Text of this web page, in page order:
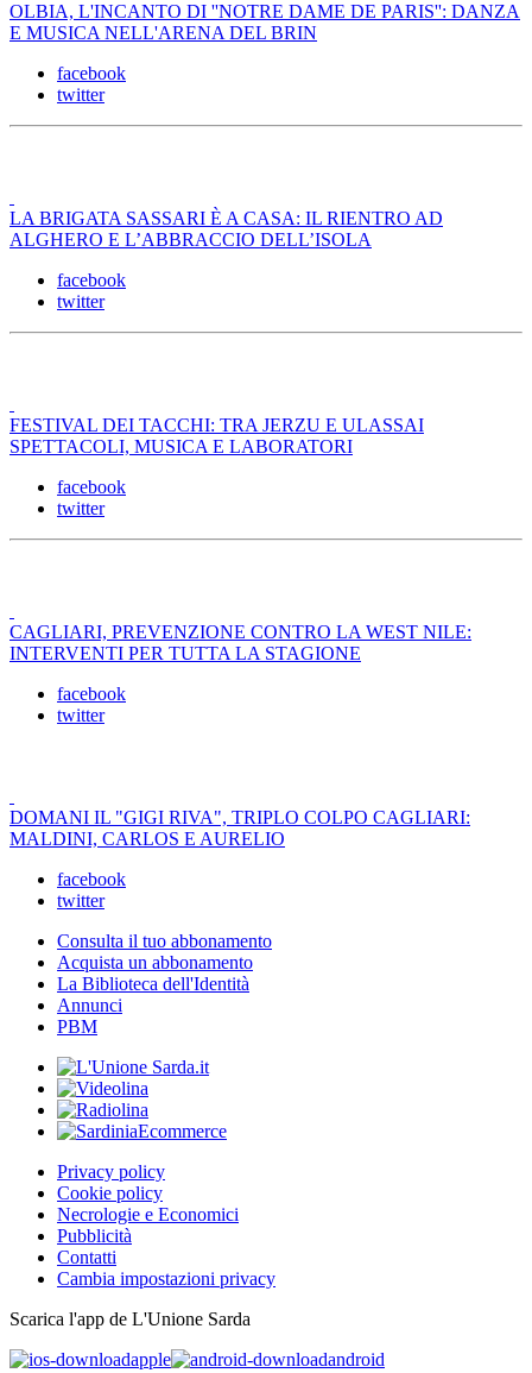
OLBIA, L'INCANTO DI ''NOTRE DAME DE PARIS'': DANZA
E MUSICA NELL'ARENA DEL BRIN
facebook
twitter
LA BRIGATA SASSARI È A CASA: IL RIENTRO AD
ALGHERO E L’ABBRACCIO DELL’ISOLA
facebook
twitter
FESTIVAL DEI TACCHI: TRA JERZU E ULASSAI
SPETTACOLI, MUSICA E LABORATORI
facebook
twitter
CAGLIARI, PREVENZIONE CONTRO LA WEST NILE:
INTERVENTI PER TUTTA LA STAGIONE
facebook
twitter
DOMANI IL "GIGI RIVA", TRIPLO COLPO CAGLIARI:
MALDINI, CARLOS E AURELIO
facebook
twitter
Consulta il tuo abbonamento
Acquista un abbonamento
La Biblioteca dell'Identità
Annunci
PBM
Privacy policy
Cookie policy
Necrologie e Economici
Pubblicità
Contatti
Cambia impostazioni privacy
Scarica l'app de L'Unione Sarda
apple
android